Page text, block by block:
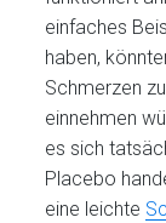
einfaches
haben,
Schmerzen
einnehmen
es sich
Placebo
eine leichte